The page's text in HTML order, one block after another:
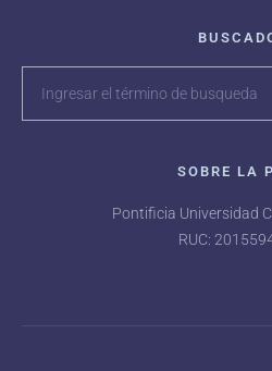
SOBRE LA
Pontificia Universidad
RUC: